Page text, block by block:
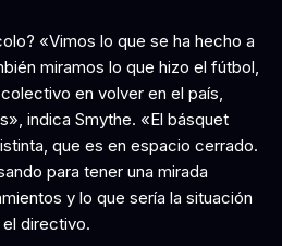
«Vimos lo que se ha hecho a
miramos lo que hizo el fútbol,
en volver en el país,
indica Smythe. «El básquet
que es en espacio cerrado.
para tener una mirada
y lo que sería la situación
directivo.